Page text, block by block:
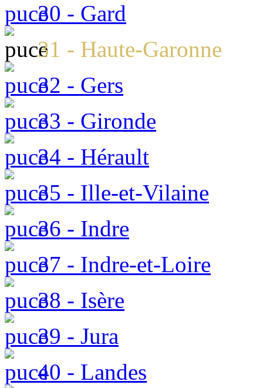
30 - Gard
31 - Haute-Garonne
32 - Gers
33 - Gironde
34 - Hérault
35 - Ille-et-Vilaine
36 - Indre
37 - Indre-et-Loire
38 - Isère
39 - Jura
40 - Landes